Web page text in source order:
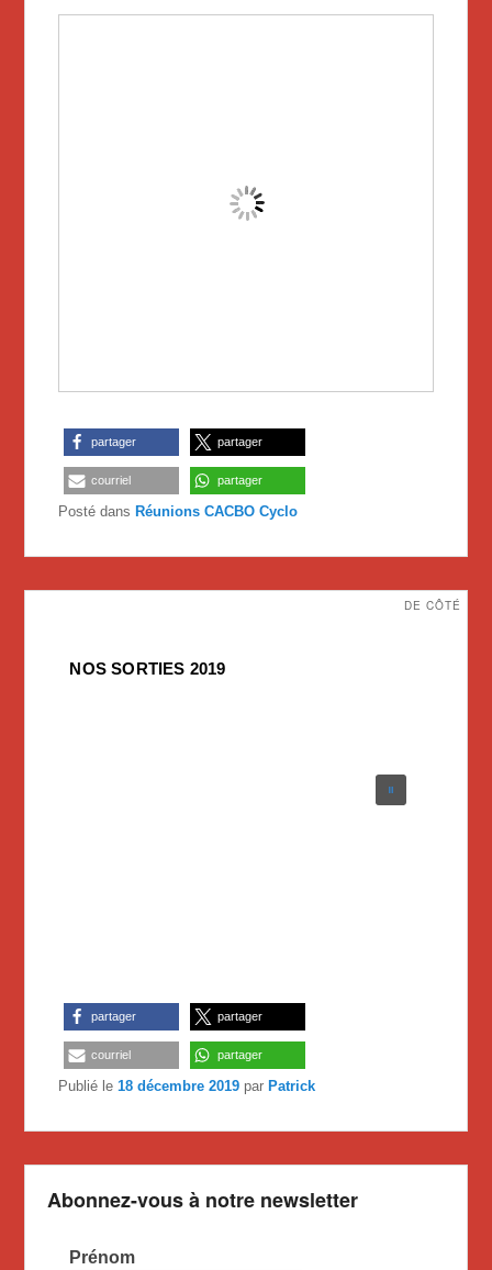
partager partager
courriel partager
Posté dans Réunions CACBO Cyclo
DE CÔTÉ
NOS SORTIES 2019
partager partager
courriel partager
Publié le18 décembre 2019 par Patrick
Abonnez-vous à notre newsletter
Prénom